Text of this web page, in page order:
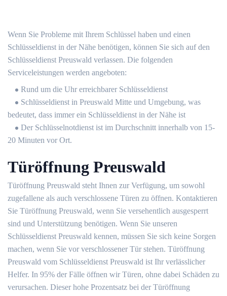
Wenn Sie Probleme mit Ihrem Schlüssel haben und einen
Schlüsseldienst in der Nähe benötigen, können Sie sich auf den
Schlüsseldienst Preuswald verlassen. Die folgenden
Serviceleistungen werden angeboten:
Rund um die Uhr erreichbarer Schlüsseldienst
Schlüsseldienst in Preuswald Mitte und Umgebung, was
bedeutet, dass immer ein Schlüsseldienst in der Nähe ist
Der Schlüsselnotdienst ist im Durchschnitt innerhalb von 15-
20 Minuten vor Ort.
Türöffnung Preuswald
Türöffnung Preuswald steht Ihnen zur Verfügung, um sowohl
zugefallene als auch verschlossene Türen zu öffnen. Kontaktieren
Sie Türöffnung Preuswald, wenn Sie versehentlich ausgesperrt
sind und Unterstützung benötigen. Wenn Sie unseren
Schlüsseldienst Preuswald kennen, müssen Sie sich keine Sorgen
machen, wenn Sie vor verschlossener Tür stehen. Türöffnung
Preuswald vom Schlüsseldienst Preuswald ist Ihr verlässlicher
Helfer. In 95% der Fälle öffnen wir Türen, ohne dabei Schäden zu
verursachen. Dieser hohe Prozentsatz bei der Türöffnung